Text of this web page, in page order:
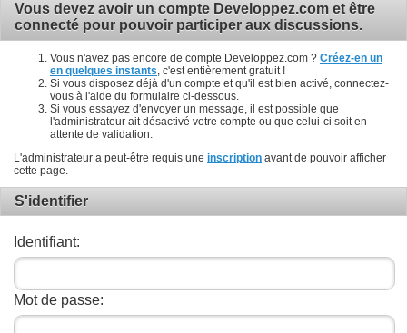
Vous devez avoir un compte Developpez.com et être
connecté pour pouvoir participer aux discussions.
Vous n'avez pas encore de compte Developpez.com ? Créez-en un
en quelques instants , c'est entièrement gratuit !
Si vous disposez déjà d'un compte et qu'il est bien activé, connectez-
vous à l'aide du formulaire ci-dessous.
Si vous essayez d'envoyer un message, il est possible que
l'administrateur ait désactivé votre compte ou que celui-ci soit en
attente de validation.
L'administrateur a peut-être requis une inscription avant de pouvoir afficher
cette page.
S'identifier
Identifiant:
Mot de passe: